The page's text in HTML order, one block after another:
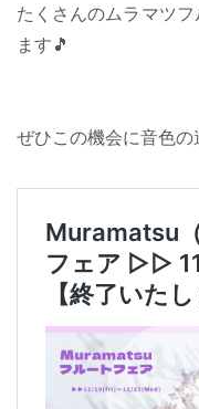
たくさんのムラマツ
ます🎵
ぜひこの機会に音色